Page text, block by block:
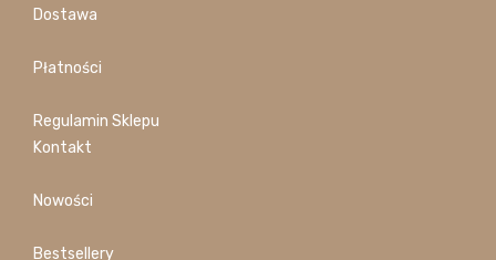
Dostawa
Płatności
Regulamin Sklepu
Kontakt
Nowości
Bestsellery